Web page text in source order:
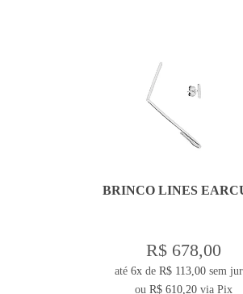
BRINCO LINES
R$ 678,00
até 6xde R$ 113,00 sem
ou R$ 610,20via Pix